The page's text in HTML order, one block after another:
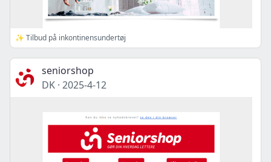
✨ Tilbud på inkontinensundertøj
seniorshop
DK · 2025-4-12